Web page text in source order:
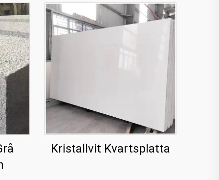
Kristallvit Kvartsplatta